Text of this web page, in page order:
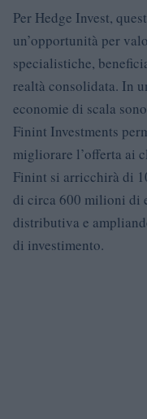
Per Hedge Invest,
un’opportunità per
specialistiche,
realtà consolidata. In
economie di scala
Finint Investments
migliorare l’offerta ai
Finint si arricchirà di
di circa 600 milioni di
distributiva e
di investimento.